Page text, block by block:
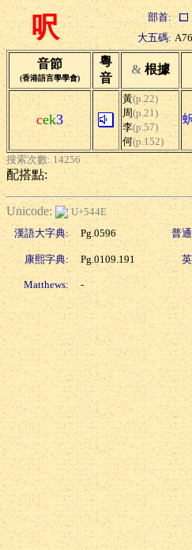
呎 部首:
大五碼:
音節
(香港語言學學會)
粵
音
& 根據
cek3
黃(p.22)
周(p.21)
李(p.57)
何(p.152)
搜索次數: 14256
配搭點:
Unicode:
U+544E
漢語大字典:
Pg.0596 普
康熙字典: Pg.0109.191
Matthews: -